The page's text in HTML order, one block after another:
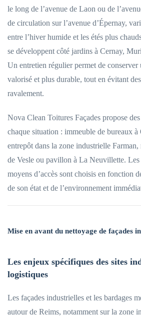
le long de l’avenue de Laon ou de
de circulation sur l’avenue d’Épernay,
entre l’hiver humide et les étés plus
se développent côté jardins à Cernay,
Un entretien régulier permet de conserver
valorisé et plus durable, tout en évitant
ravalement.
Nova Clean Toitures Façades propose
chaque situation : immeuble de bureaux
entrepôt dans la zone industrielle
de Vesle ou pavillon à La Neuvillette. Les
moyens d’accès sont choisis en fonction
de son état et de l’environnement
Mise en avant du nettoyage de façades
Les enjeux spécifiques des sites
logistiques
Les façades industrielles et les bardages
autour de Reims, notamment sur la zone